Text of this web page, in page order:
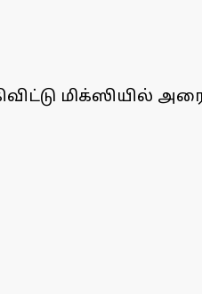
மிக்ஸியில்